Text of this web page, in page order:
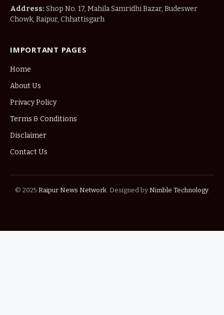
Address: Shop No. 17, Mahila Samridhi Bazar, Budeswer
Chowk, Raipur, Chhattisgarh
IMPORTANT PAGES
Home
About Us
Privacy Policy
Terms & Conditions
Disclaimer
Contact Us
© 2025 Raipur News Network. Designed by Nimble Technology.